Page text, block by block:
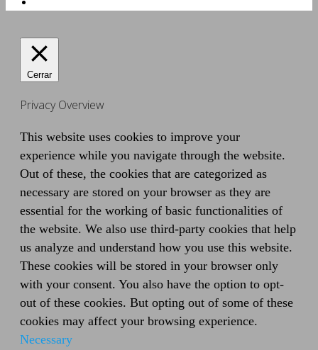
Cerrar
Privacy Overview
This website uses cookies to improve your
experience while you navigate through the website.
Out of these, the cookies that are categorized as
necessary are stored on your browser as they are
essential for the working of basic functionalities of
the website. We also use third-party cookies that help
us analyze and understand how you use this website.
These cookies will be stored in your browser only
with your consent. You also have the option to opt-
out of these cookies. But opting out of some of these
cookies may affect your browsing experience.
Necessary